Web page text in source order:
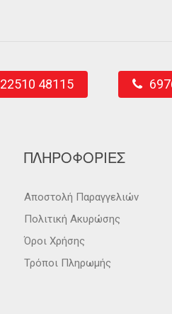
22510 48115
ΠΛΗΡΟΦΟΡΙΕΣ
Αποστολή Παραγγελιών
Πολιτική Ακυρώσης
Όροι Χρήσης
Τρόποι Πληρωμής